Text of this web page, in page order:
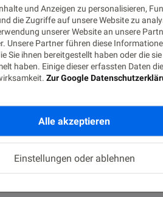
und Anzeigen zu personalisieren,
die Zugriffe auf unsere Website zu
unserer Website an unsere
Unsere Partner führen diese
Sie ihnen bereitgestellt haben oder die
haben. Einige dieser erfassten Daten
Zur Google
Alle akzeptieren
Einstellungen oder ablehnen